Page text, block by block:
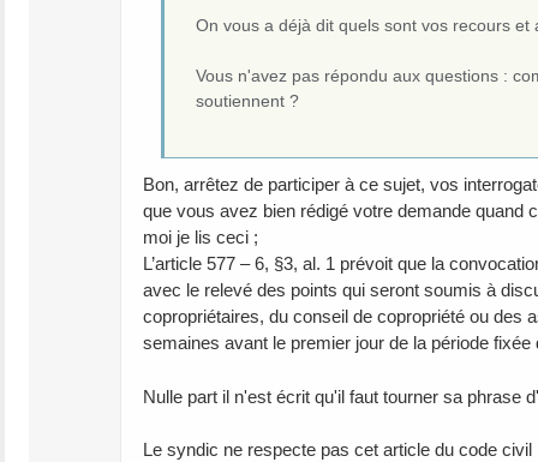
On vous a déjà dit quels sont vos recours et
Vous n'avez pas répondu aux questions :
soutiennent ?
Bon, arrêtez de participer à ce sujet, vos
que vous avez bien rédigé votre demande
moi je lis ceci ;
L’article 577 – 6, §3, al. 1 prévoit que la
avec le relevé des points qui seront soumis à
copropriétaires, du conseil de copropriété ou des
semaines avant le premier jour de la période
Nulle part il n'est écrit qu'il faut tourner sa phrase
Le syndic ne respecte pas cet article du code